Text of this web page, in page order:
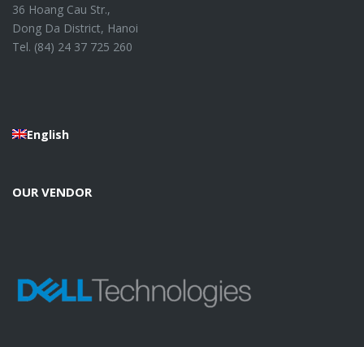
36 Hoang Cau Str.,
Dong Da District, Hanoi
Tel. (84) 24 37 725 260
English
OUR VENDOR